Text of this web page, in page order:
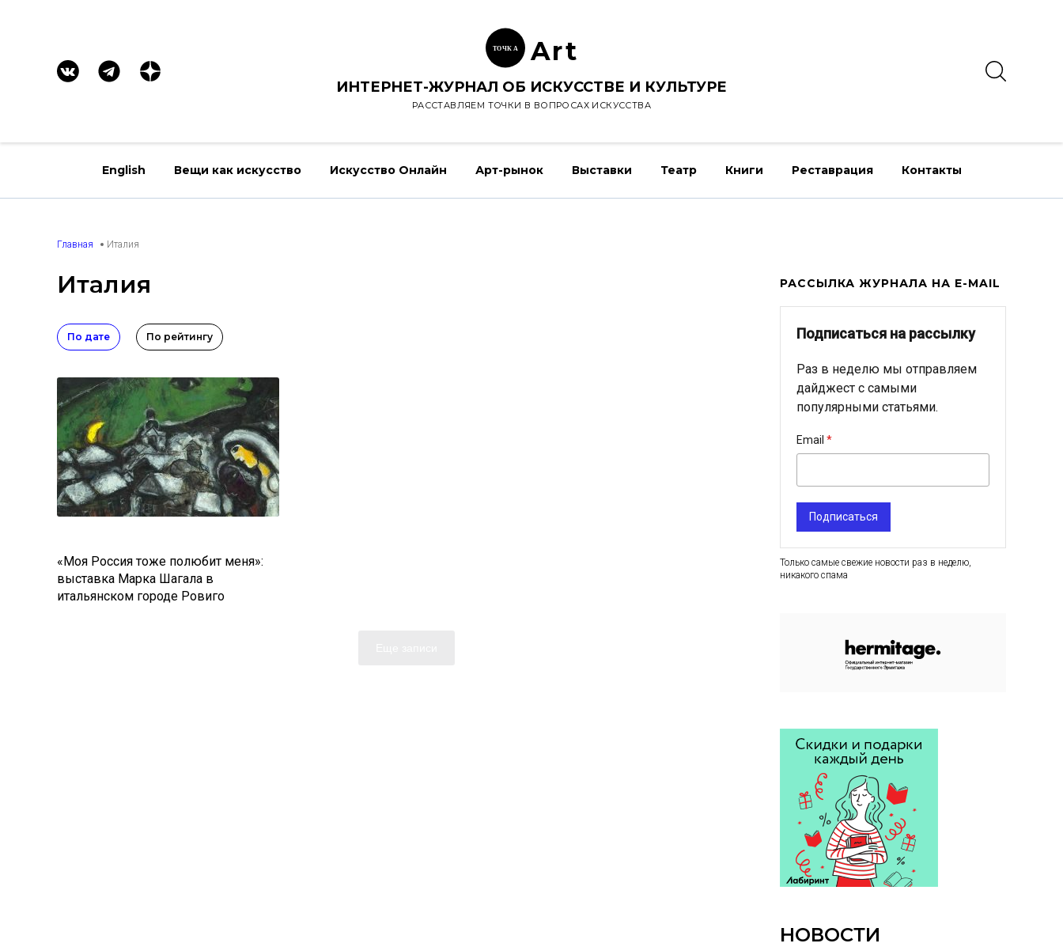
ТОЧК А Art
ИНТЕРНЕТ-ЖУРНАЛ ОБ ИСКУССТВЕ И КУЛЬТУРЕ
РАССТАВЛЯЕМ ТОЧКИ В ВОПРОСАХ ИСКУССТВА
English Вещи как искусство Искусство Онлайн Арт-рынок Выставки Театр Книги Реставрация Контакты
Главная Италия
Италия
По дате По рейтингу
«Моя Россия тоже полюбит меня»:
выставка Марка Шагала в
итальянском городе Ровиго
РАССЫЛКА ЖУРНАЛА НА E-MAIL
Подписаться на рассылку
Раз в неделю мы отправляем
дайджест с самыми
популярными статьями.
Email
Подписаться
Только самые свежие новости раз в неделю,
никакого спама
НОВОСТИ